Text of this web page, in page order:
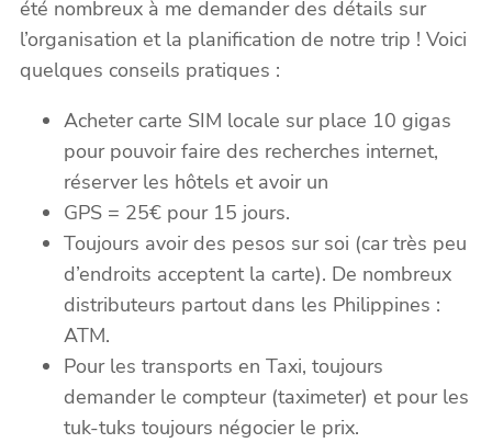
été nombreux à me demander des détails sur
l’organisation et la planification de notre trip ! Voici
quelques conseils pratiques :
Acheter carte SIM locale sur place 10 gigas
pour pouvoir faire des recherches internet,
réserver les hôtels et avoir un
GPS = 25€ pour 15 jours.
Toujours avoir des pesos sur soi (car très peu
d’endroits acceptent la carte). De nombreux
distributeurs partout dans les Philippines :
ATM.
Pour les transports en Taxi, toujours
demander le compteur (taximeter) et pour les
tuk-tuks toujours négocier le prix.